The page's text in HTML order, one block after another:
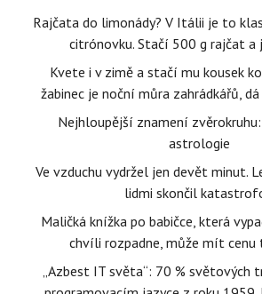
Rajčata do limonády? V Itálii je to
citrónovku. Stačí 500 g rajčat a
Kvete i v zimě a stačí mu kousek
žabinec je noční můra zahrádkářů,
Nejhloupější znamení
astrologie
Ve vzduchu vydržel jen devět minut.
lidmi skončil
Maličká knížka po babičce, která
chvíli rozpadne, může mít cenu
„Azbest IT světa“: 70 % světových